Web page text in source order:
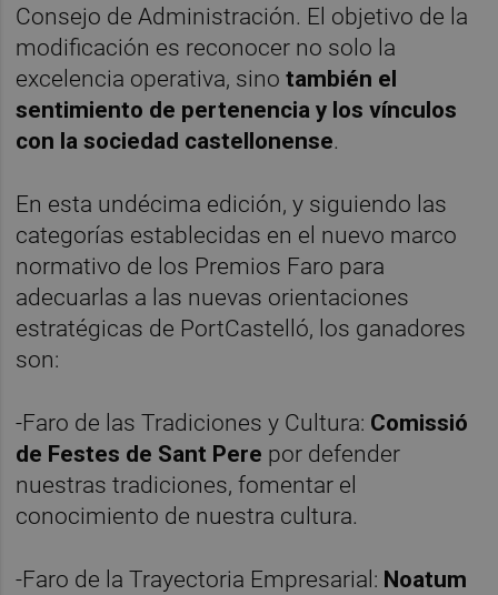
Consejo de Administración. El objetivo de la
modificación es reconocer no solo la
excelencia operativa, sinotambién el
sentimiento de pertenencia y los vínculos
con la sociedad castellonense.
En esta undécima edición, y siguiendo las
categorías establecidas en el nuevo marco
normativo de los Premios Faro para
adecuarlas a las nuevas orientaciones
estratégicas de PortCastelló, los ganadores
son:
-Faro de las Tradiciones y Cultura: Comissió
de Festes de Sant Pere por defender
nuestras tradiciones, fomentar el
conocimiento de nuestra cultura.
-Faro de la Trayectoria Empresarial: Noatum